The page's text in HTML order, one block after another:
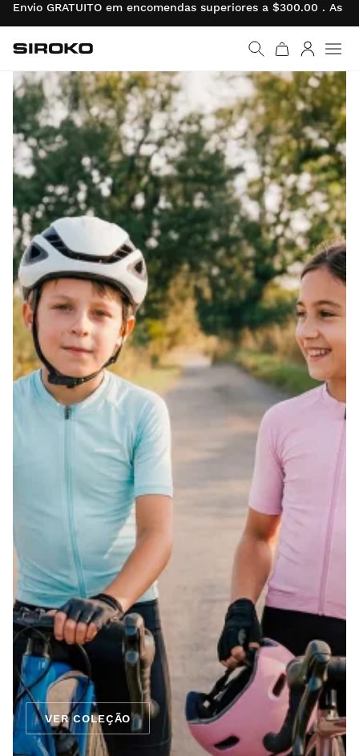
Envio GRATUITO em encomendas superiores a $300.00 . As
Ir para a página inicial
Siroko.com
VER COLEÇÃO